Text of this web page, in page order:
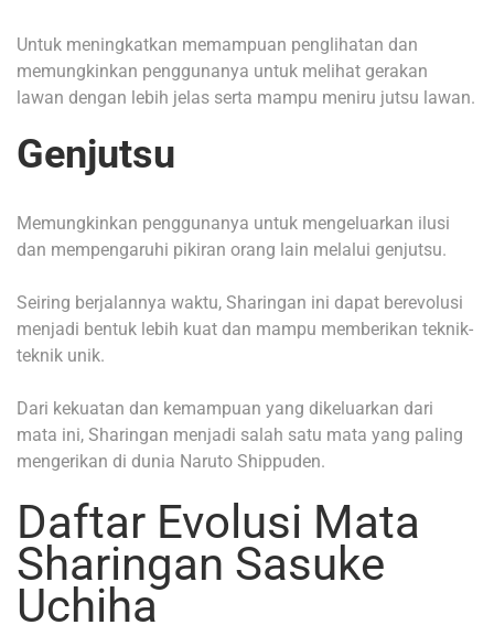
Untuk meningkatkan memampuan penglihatan dan
memungkinkan penggunanya untuk melihat gerakan
lawan dengan lebih jelas serta mampu meniru jutsu lawan.
Genjutsu
Memungkinkan penggunanya untuk mengeluarkan ilusi
dan mempengaruhi pikiran orang lain melalui genjutsu.
Seiring berjalannya waktu, Sharingan ini dapat berevolusi
menjadi bentuk lebih kuat dan mampu memberikan teknik-
teknik unik.
Dari kekuatan dan kemampuan yang dikeluarkan dari
mata ini, Sharingan menjadi salah satu mata yang paling
mengerikan di dunia Naruto Shippuden.
Daftar Evolusi Mata
Sharingan Sasuke
Uchiha